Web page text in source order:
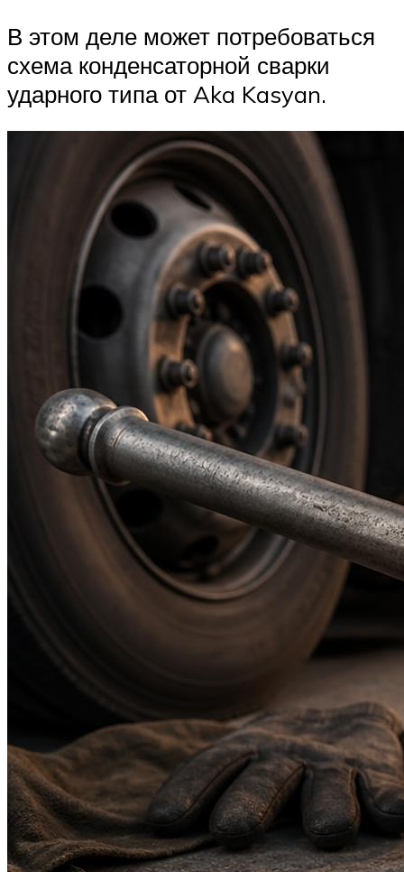
В этом деле может потребоваться
схема конденсаторной сварки
ударного типа от Aka Kasyan.